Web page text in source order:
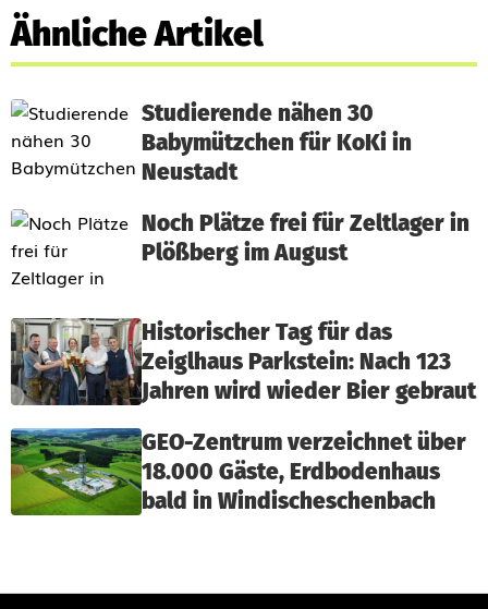
Ähnliche Artikel
Studierende nähen 30
Babymützchen für KoKi in
Neustadt
Noch Plätze frei für Zeltlager in
Plößberg im August
Historischer Tag für das
Zeiglhaus Parkstein: Nach 123
Jahren wird wieder Bier gebraut
GEO-Zentrum verzeichnet über
18.000 Gäste, Erdbodenhaus
bald in Windischeschenbach